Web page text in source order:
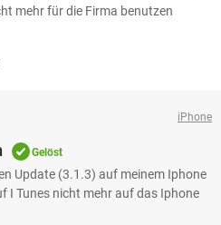
mehr für die Firma benutzen
iPhone
Gelöst
Update (3.1.3) auf meinem Iphone
I Tunes nicht mehr auf das Iphone